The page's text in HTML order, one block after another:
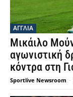
ΑΓΓΛΙΑ
Μικάιλο
αγωνιστική
κόντρα στη
Sportlive Newsroom -